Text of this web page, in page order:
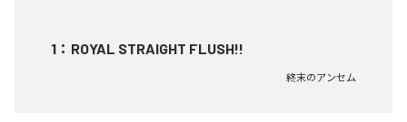
1 ： ROYAL STRAIGHT FLUSH!!
終末のアンセム